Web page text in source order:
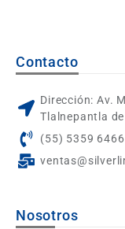
Contacto
Dirección: Av.
Tlalnepantla de
(55) 5359 6466
Nosotros